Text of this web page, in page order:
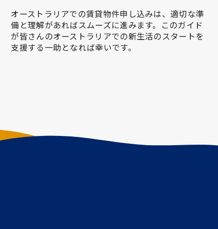
オーストラリアでの賃貸物件申し込みは、適切な準
備と理解があればスムーズに進みます。このガイド
が皆さんのオーストラリアでの新生活のスタートを
支援する一助となれば幸いです。